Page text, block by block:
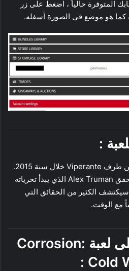
المتوفرة حالياً ، اضغط على زر
كما هو موضع في الصورة أسفله.
:
لعبة رعب و غموض مطورة من طرف Viperante خلال سنة 2015.
يتقمص اللاعبون شخصية المحقق Alex Truman الذي يبدأ تحرياته
الكثير من الحقائق التي
مع الوقت.
لعبة Corrosion:
Cold